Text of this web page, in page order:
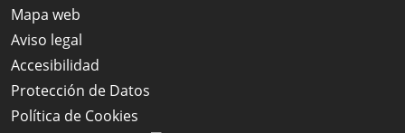
Mapa web
Aviso legal
Accesibilidad
Protección de Datos
Política de Cookies